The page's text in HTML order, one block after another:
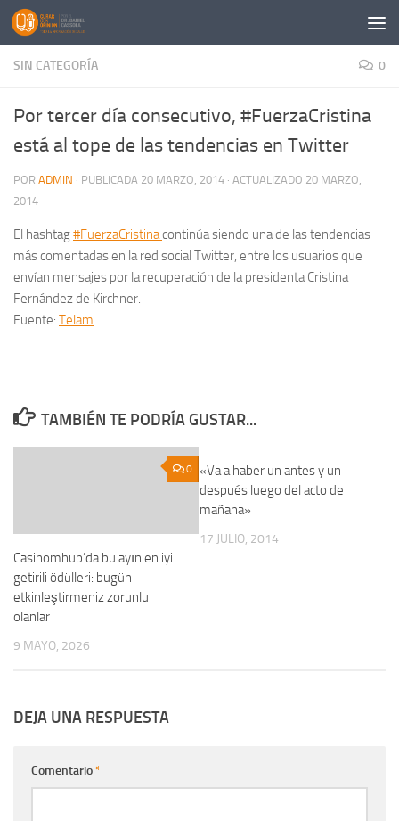
Saltar al contenido
SIN CATEGORÍA 0
Por tercer día consecutivo, #FuerzaCristina
está al tope de las tendencias en Twitter
POR ADMIN · PUBLICADA 20 MARZO, 2014 · ACTUALIZADO 20 MARZO,
2014
El hashtag#FuerzaCristinacontinúa siendo una de las tendencias
más comentadas en la red social Twitter, entre los usuarios que
envían mensajes por la recuperación de la presidenta Cristina
Fernández de Kirchner.
Fuente: Telam
TAMBIÉN TE PODRÍA GUSTAR...
0
Casinomhub’da bu ayın en iyi
getirili ödülleri: bugün
etkinleştirmeniz zorunlu
olanlar
9 MAYO, 2026
«Va a haber un antes y un
después luego del acto de
mañana»
17 JULIO, 2014
DEJA UNA RESPUESTA
Comentario*